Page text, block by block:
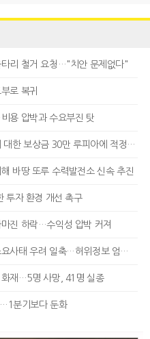
리 철거 요청…"치안 문제없다"
로 복귀
용 압박과 수요부진 탓
보상금 30만 루피아에 적정성 제기
바땅 또루 수력발전소 신속 추진
투자 환경 개선 촉구
진 하락…수익성 압박 커져
태 우려 일축…허위정보 엄정대응
화재…5명 사망, 41명 실종
분기보다 둔화